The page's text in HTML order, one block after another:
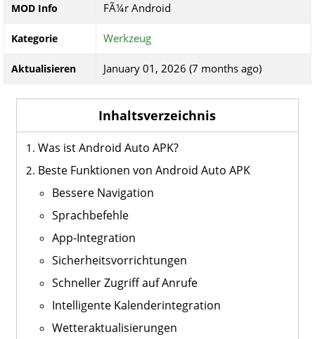
MOD Info FÃ¼r Android
Kategorie Werkzeug
Aktualisieren January 01, 2026 (7 months ago)
Inhaltsverzeichnis
Was ist Android Auto APK?
Beste Funktionen von Android Auto APK
Bessere Navigation
Sprachbefehle
App-Integration
Sicherheitsvorrichtungen
Schneller Zugriff auf Anrufe
Intelligente Kalenderintegration
Wetteraktualisierungen